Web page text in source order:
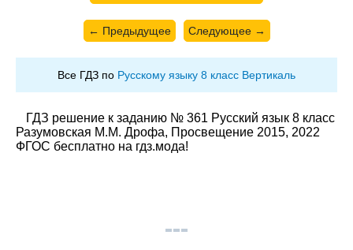
← Предыдущее Следующее →
Все ГДЗ по Русскому языку 8 класс Вертикаль
ГДЗ решение к заданию № 361 Русский язык 8 класс
Разумовская М.М. Дрофа, Просвещение 2015, 2022
ФГОС бесплатно на гдз.мода!